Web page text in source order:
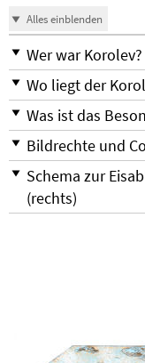
Alles einblenden
Wer war Korolev?
Wo liegt der
Was ist das
Bildrechte und
Schema zur
(rechts)